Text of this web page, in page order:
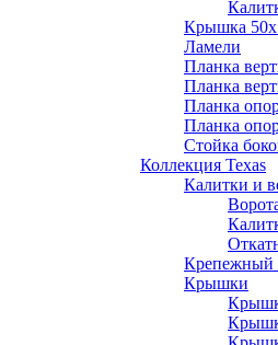
Крышка
Ламели
Планка
Планка
Планка
Планка
Стойка
Коллекция Texas
Калитки и
Крепежный
Крышки